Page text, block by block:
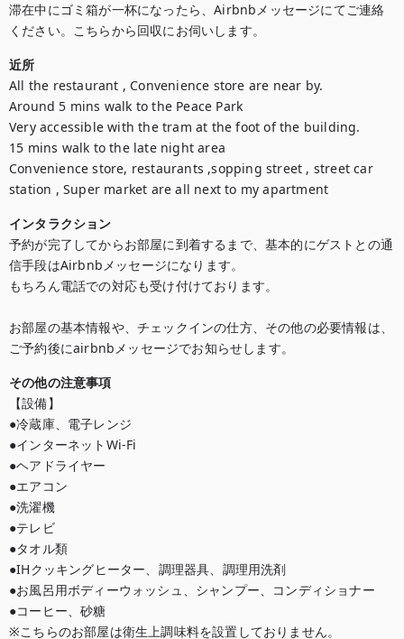
滞在中にゴミ箱が一杯になったら、Airbnbメッセージにてご連絡
ください。こちらから回収にお伺いします。
近所
All the restaurant , Convenience store are near by.
Around 5 mins walk to the Peace Park
Very accessible with the tram at the foot of the building.
15 mins walk to the late night area
Convenience store, restaurants ,sopping street , street car
station , Super market are all next to my apartment
インタラクション
予約が完了してからお部屋に到着するまで、基本的にゲストとの通
信手段はAirbnbメッセージになります。
もちろん電話での対応も受け付けております。
お部屋の基本情報や、チェックインの仕方、その他の必要情報は、
ご予約後にairbnbメッセージでお知らせします。
その他の注意事項
【設備】
●冷蔵庫、電子レンジ
●インターネットWi-Fi
●ヘアドライヤー
●エアコン
●洗濯機
●テレビ
●タオル類
●IHクッキングヒーター、調理器具、調理用洗剤
●お風呂用ボディーウォッシュ、シャンプー、コンディショナー
●コーヒー、砂糖
※こちらのお部屋は衛生上調味料を設置しておりません。